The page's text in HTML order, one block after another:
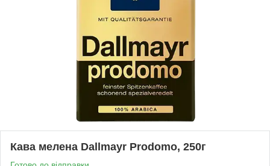
Кава мелена Dallmayr Prodomo, 250г